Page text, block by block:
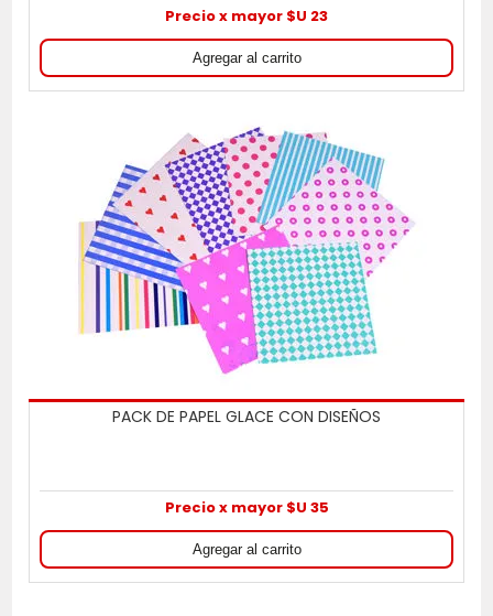
Precio x mayor $U 23
PACK DE PAPEL GLACE CON DISEÑOS
Precio x mayor $U 35